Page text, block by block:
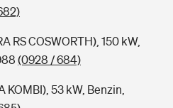
RS COSWORTH), 150 kW,
(0928 / 684)
KOMBI), 53 kW, Benzin,